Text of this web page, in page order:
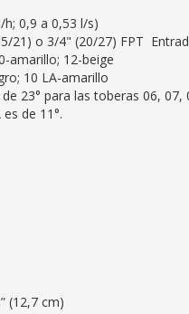
h; 0,9 a 0,53 l/s)
21) o 3/4" (20/27) FPT
amarillo; 12-beige
10 LA-amarillo
23° para las toberas 06, 07,
de 11°.
(12,7 cm)